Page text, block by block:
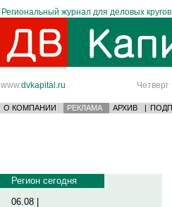
Региональный журнал для деловых
www.dvkapital.ru Четверг
О КОМПАНИИ РЕКЛАМА АРХИВ |
Регион сегодня
06.08 |